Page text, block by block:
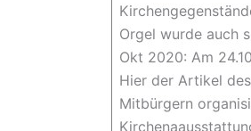
Orgel wurde auch
Okt 2020: Am
Hier der Artikel
Mitbürgern